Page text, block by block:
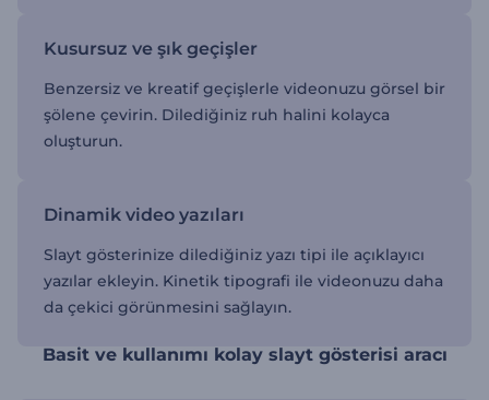
Kusursuz ve şık geçişler
Benzersiz ve kreatif geçişlerle videonuzu görsel bir
şölene çevirin. Dilediğiniz ruh halini kolayca
oluşturun.
Dinamik video yazıları
Slayt gösterinize dilediğiniz yazı tipi ile açıklayıcı
yazılar ekleyin. Kinetik tipografi ile videonuzu daha
da çekici görünmesini sağlayın.
Basit ve kullanımı kolay slayt gösterisi aracı